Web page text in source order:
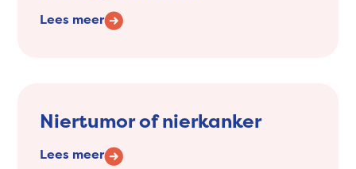
Lees meer
Niertumor of nierkanker
Lees meer